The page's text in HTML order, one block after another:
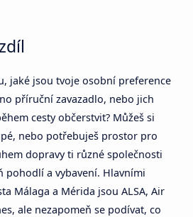
jaké jsou tvoje osobní preference
příruční zavazadlo, nebo jich
cesty občerstvit? Můžeš si
nebo potřebuješ prostor pro
dopravy ti různé společnosti
a vybavení. Hlavními
Málaga a Mérida jsou ALSA, Air
ale nezapomeň se podívat, co